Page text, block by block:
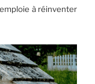
à réinventer